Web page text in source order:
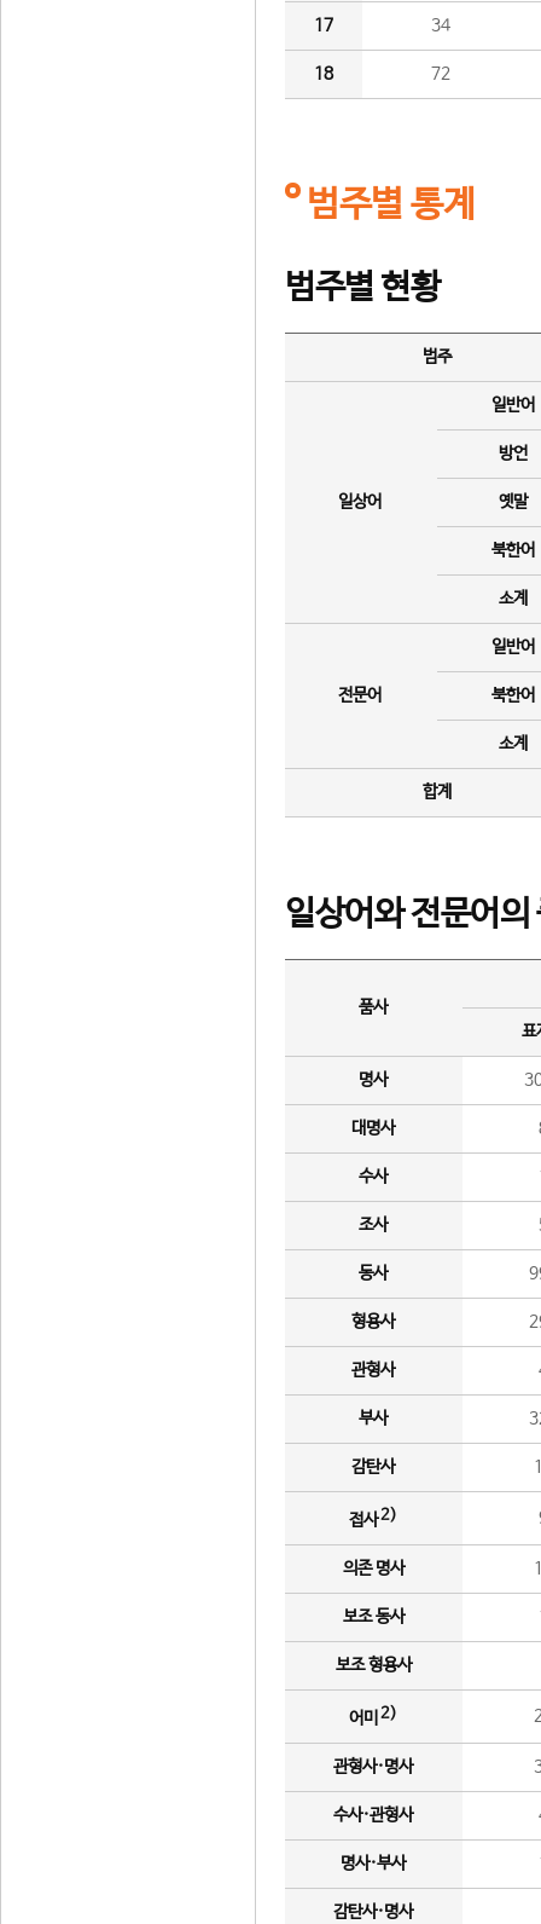
17 34
18 72
범주별 통계
범주별 현황
범주
일상어
일반어
방언
옛말
북한어
소계
전문어
일반어
북한어
소계
합계
일상어와 전문어의
품사
표
명사
대명사
수사
조사
동사
형용사
관형사
부사
감탄사
접사2)
의존 명사
보조 동사
보조 형용사
어미 2)
관형사·명사
수사·관형사
명사·부사
감탄사·명사